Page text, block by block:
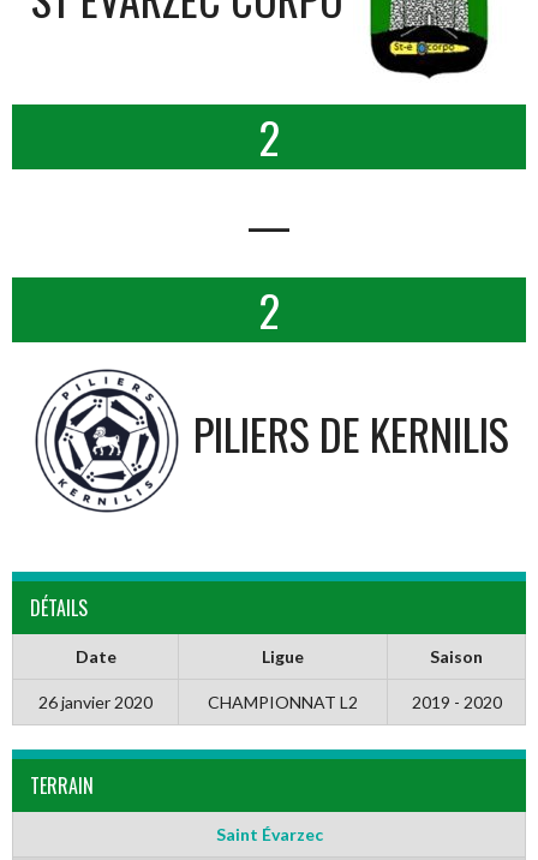
2
—
2
PILIERS DE KERNILIS
DÉTAILS
Date Ligue Saison
26 janvier 2020 CHAMPIONNAT L2 2019 - 2020
TERRAIN
Saint Évarzec